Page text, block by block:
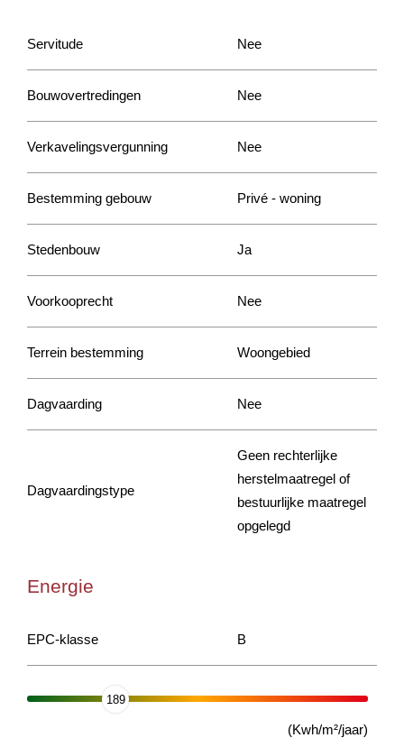
Servitude Nee
Bouwovertredingen Nee
Verkavelingsvergunning Nee
Bestemming gebouw Privé - woning
Stedenbouw Ja
Voorkooprecht Nee
Terrein bestemming Woongebied
Dagvaarding Nee
Dagvaardingstype
Geen rechterlijke
herstelmaatregel of
bestuurlijke maatregel
opgelegd
Energie
EPC-klasse B
189
(Kwh/m²/jaar)